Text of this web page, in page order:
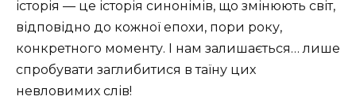
історія — це історія синонімів, що змінюють світ,
відповідно до кожної епохи, пори року,
конкретного моменту. І нам залишається… лише
спробувати заглибитися в таїну цих
невловимих слів!